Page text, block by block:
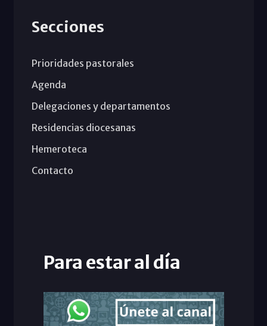
Secciones
Prioridades pastorales
Agenda
Delegaciones y departamentos
Residencias diocesanas
Hemeroteca
Contacto
Para estar al día